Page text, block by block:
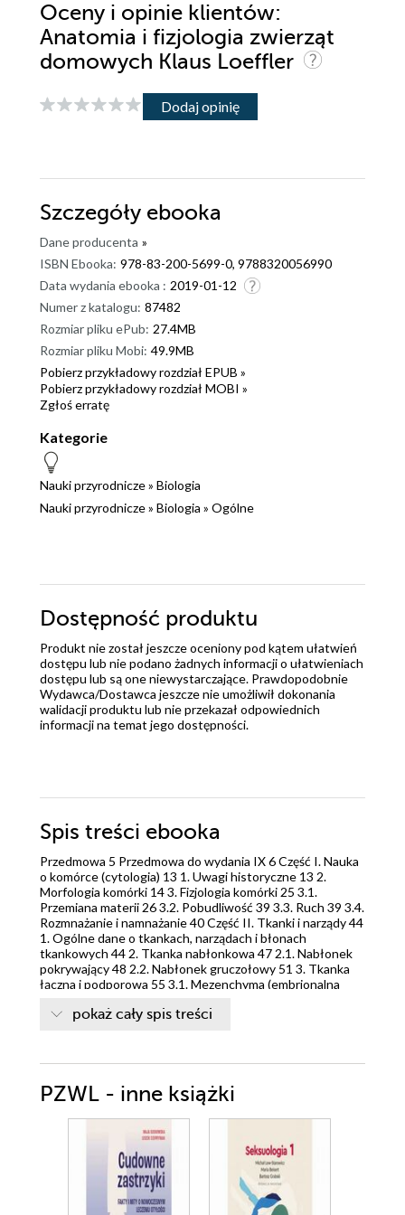
Oceny i opinie klientów:
Anatomia i fizjologia zwierząt
domowych Klaus Loeffler
Dodaj opinię
Szczegóły ebooka
Dane producenta »
ISBN Ebooka: 978-83-200-5699-0, 9788320056990
Data wydania ebooka : 2019-01-12
Numer z katalogu: 87482
Rozmiar pliku ePub: 27.4MB
Rozmiar pliku Mobi: 49.9MB
Pobierz przykładowy rozdział EPUB »
Pobierz przykładowy rozdział MOBI »
Zgłoś erratę
Kategorie
Nauki przyrodnicze» Biologia
Nauki przyrodnicze» Biologia » Ogólne
Dostępność produktu
Produkt nie został jeszcze oceniony pod kątem ułatwień
dostępu lub nie podano żadnych informacji o ułatwieniach
dostępu lub są one niewystarczające. Prawdopodobnie
Wydawca/Dostawca jeszcze nie umożliwił dokonania
walidacji produktu lub nie przekazał odpowiednich
informacji na temat jego dostępności.
Spis treści ebooka
Przedmowa 5 Przedmowa do wydania IX 6 Część I. Nauka
o komórce (cytologia) 13 1. Uwagi historyczne 13 2.
Morfologia komórki 14 3. Fizjologia komórki 25 3.1.
Przemiana materii 26 3.2. Pobudliwość 39 3.3. Ruch 39 3.4.
Rozmnażanie i namnażanie 40 Część II. Tkanki i narządy 44
1. Ogólne dane o tkankach, narządach i błonach
tkankowych 44 2. Tkanka nabłonkowa 47 2.1. Nabłonek
pokrywający 48 2.2. Nabłonek gruczołowy 51 3. Tkanka
łączna i podporowa 55 3.1. Mezenchyma (embrionalna
Tkanka łączna siateczkowata 58 3.4. Tkanka tłuszczowa
3.9. Tkanka kostna 68 3.9.1. Budowa kości 68 3.9.2.
Układ kostny (szkielet) 75 3.10.1. Połączenia kości 76
3.10.2. Szkielet kończyny przedniej 80 3.10.3. Szkielet
kończyny tylnej 90 3.10.4. Kościec tułowia 100 3.10.5.
Kościec głowy 107 3.10.6. Zęby 117 4. Tkanka mięśniowa
129 4.1. Mięśnie gładkie 130 4.2. Mięśnie szkieletowe 132
4.3. Mięśniówka serca 140 4.4. Fizjologia mięśni 141 4.5.
Układ mięśni szkieletowych 153 4.5.1. Powięzie ciała i
mięśnie skórne 153 4.5.2. Mięśnie głowy 155 4.5.3. Mięśnie
pokaż cały spis treści
PZWL - inne książki